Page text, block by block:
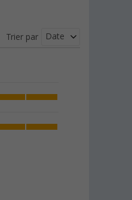
Trier par Date